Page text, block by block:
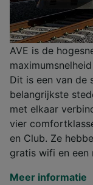
AVE is de
Dit is een van de
belangrijkste
met elkaar
vier
en Club. Ze
gratis wifi en een
Meer informatie